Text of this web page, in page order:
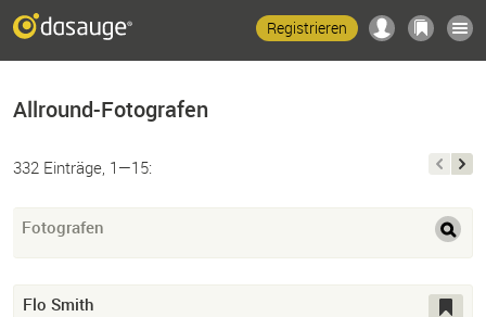
Registrieren
Allround-Fotografen
332 Einträge, 1—15:
Fotografen
Flo Smith